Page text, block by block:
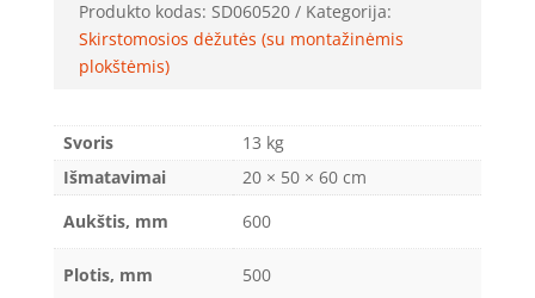
Produkto kodas: SD060520
Kategorija:
Skirstomosios dėžutės (su montažinėmis
plokštėmis)
Svoris
13 kg
Išmatavimai
20 × 50 × 60 cm
Aukštis, mm
600
Plotis, mm 500